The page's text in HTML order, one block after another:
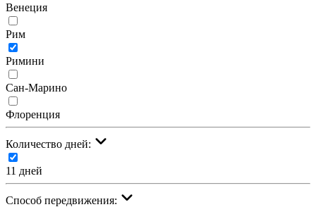
Венеция
Рим
Римини
Сан-Марино
Флоренция
Количество дней:
11 дней
Cпособ передвижения: